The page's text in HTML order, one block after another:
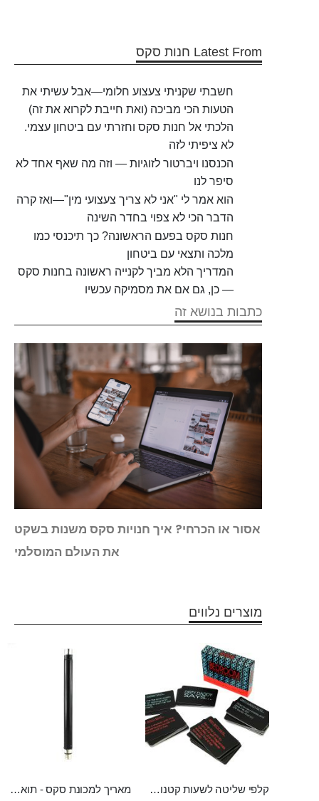
Latest From חנות סקס
חשבתי שקניתי צעצוע חלומי—אבל עשיתי את
הטעות הכי מביכה (ואת חייבת לקרוא את זה)
הלכתי אל חנות סקס וחזרתי עם ביטחון עצמי.
לא ציפיתי לזה
הכנסנו ויברטור לזוגיות — וזה מה שאף אחד לא
סיפר לנו
הוא אמר לי "אני לא צריך צעצועי מין"—ואז קרה
הדבר הכי לא צפוי בחדר השינה
חנות סקס בפעם הראשונה? כך תיכנסי כמו
מלכה ותצאי עם ביטחון
המדריך הלא מביך לקנייה ראשונה בחנות סקס
— כן, גם אם את מסמיקה עכשיו
כתבות בנושא זה
אסור או הכרחי? איך חנויות סקס משנות בשקט
את העולם המוסלמי
מוצרים נלווים
קלפי שליטה לשעות קטנות של הלילה
מאריך למכונת סקס - תואם מכונות סקס